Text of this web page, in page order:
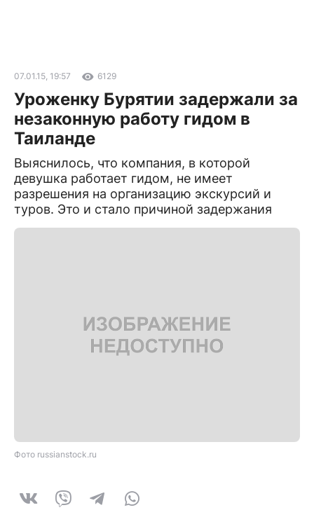
07.01.15, 19:57 6129
Уроженку Бурятии задержали за
незаконную работу гидом в
Таиланде
Выяснилось, что компания, в которой
девушка работает гидом, не имеет
разрешения на организацию экскурсий и
туров. Это и стало причиной задержания
Фото russianstock.ru